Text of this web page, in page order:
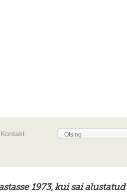
Kontakt
1973, kui sai alustatud